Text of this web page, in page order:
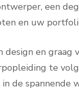
een
en uw
design en
te
de spannende